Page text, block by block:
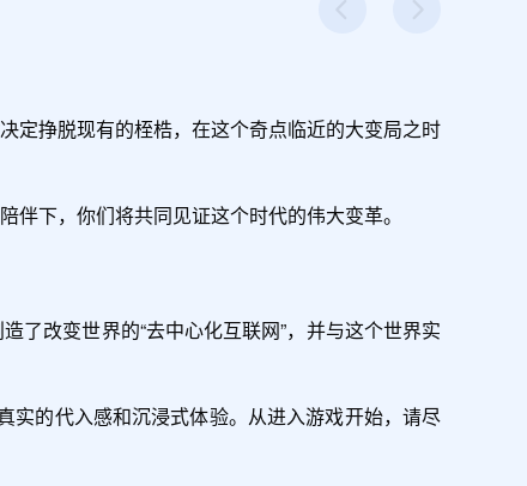
定挣脱现有的桎梏，在这个奇点临近的大变局之时
下，你们将共同见证这个时代的伟大变革。
了改变世界的“去中心化互联网”，并与这个世界实
实的代入感和沉浸式体验。从进入游戏开始，请尽